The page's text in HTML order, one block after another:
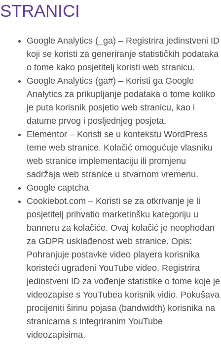
STRANICI
Google Analytics (_ga) – Registrira jedinstveni ID
koji se koristi za generiranje statističkih podataka
o tome kako posjetitelj koristi web stranicu.
Google Analytics (ga#) – Koristi ga Google
Analytics za prikupljanje podataka o tome koliko
je puta korisnik posjetio web stranicu, kao i
datume prvog i posljednjeg posjeta.
Elementor – Koristi se u kontekstu WordPress
teme web stranice. Kolačić omogućuje vlasniku
web stranice implementaciju ili promjenu
sadržaja web stranice u stvarnom vremenu.
Google captcha
Cookiebot.com – Koristi se za otkrivanje je li
posjetitelj prihvatio marketinšku kategoriju u
banneru za kolačiće. Ovaj kolačić je neophodan
za GDPR usklađenost web stranice. Opis:
Pohranjuje postavke video playera korisnika
koristeći ugrađeni YouTube video. Registrira
jedinstveni ID za vođenje statistike o tome koje je
videozapise s YouTubea korisnik vidio. Pokušava
procijeniti širinu pojasa (bandwidth) korisnika na
stranicama s integriranim YouTube
videozapisima.